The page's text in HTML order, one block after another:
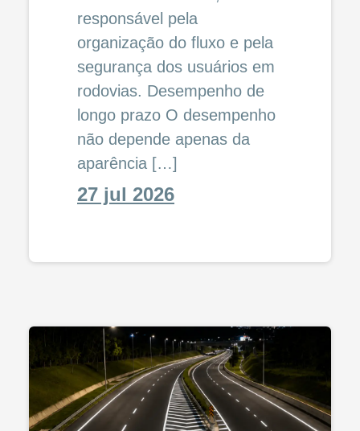
responsável pela
organização do fluxo e pela
segurança dos usuários em
rodovias. Desempenho de
longo prazo O desempenho
não depende apenas da
aparência […]
27 jul 2026